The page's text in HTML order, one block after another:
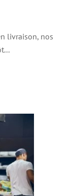
livraison, nos